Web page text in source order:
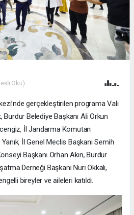
Oku)
gerçekleştirilen programa Vali
Burdur Belediye Başkanı Ali Orkun
İl Jandarma Komutan
Yanık, İl Genel Meclis Başkanı Semih
Başkanı Orhan Akın, Burdur
Derneği Başkanı Nuri Okkalı,
bireyler ve aileleri katıldı.